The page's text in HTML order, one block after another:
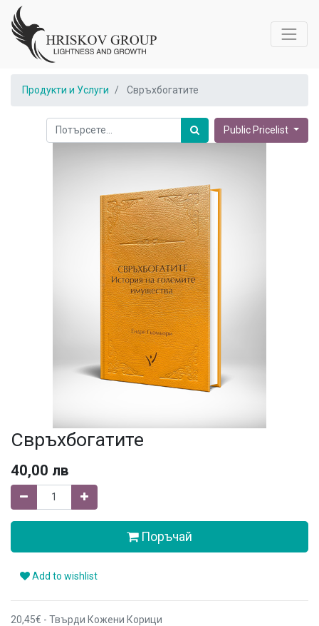
Продукти и Услуги Свръхбогатите
Public Pricelist
Свръхбогатите
40,00 лв
Поръчай
Add to wishlist
20,45€ - Твърди Кожени Корици